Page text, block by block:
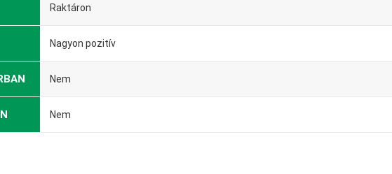
Raktáron
Nagyon pozitív
Nem
Nem